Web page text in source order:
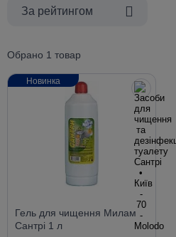
За рейтингом
Обрано 1 товар
Гель для чищення Милам
Сантрі 1 л
Новинка